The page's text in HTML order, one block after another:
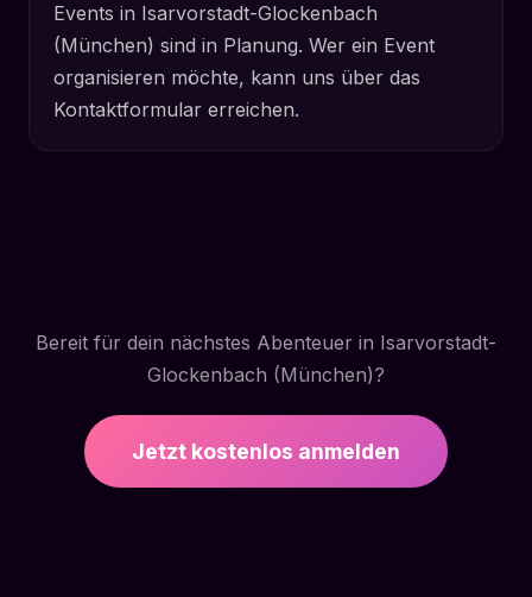
Events in Isarvorstadt-Glockenbach
(München) sind in Planung. Wer ein Event
organisieren möchte, kann uns über das
Kontaktformular erreichen.
Bereit für dein nächstes Abenteuer in Isarvorstadt-
Glockenbach (München)?
Jetzt kostenlos anmelden